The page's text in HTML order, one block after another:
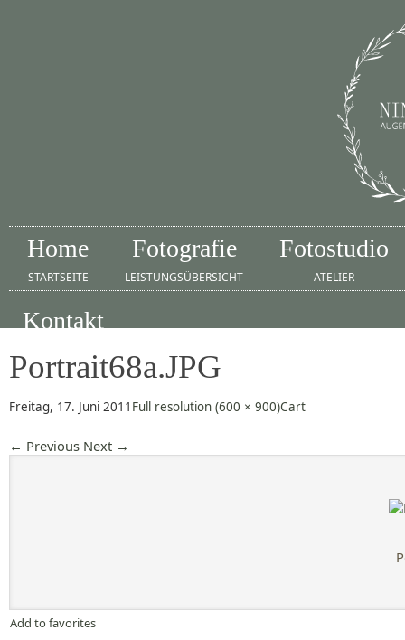
Home
STARTSEITE
Fotografie
LEISTUNGSÜBERSICHT
Fotostudio
ATELIER
Kontakt
Portrait68a.JPG
Freitag, 17. Juni 2011 Full resolution (600 × 900)Cart
← Previous Next →
Add to favorites